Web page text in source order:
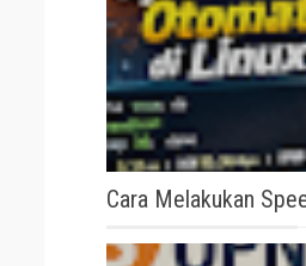
Cara Melakukan